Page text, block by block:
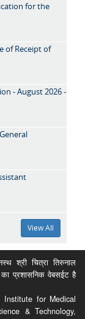
for the
of Receipt of
- August 2026 -
View All
श्री चित्रा तिरुनाल
का प्रशासनिक वेबसईट है
for Medical
& Technology,